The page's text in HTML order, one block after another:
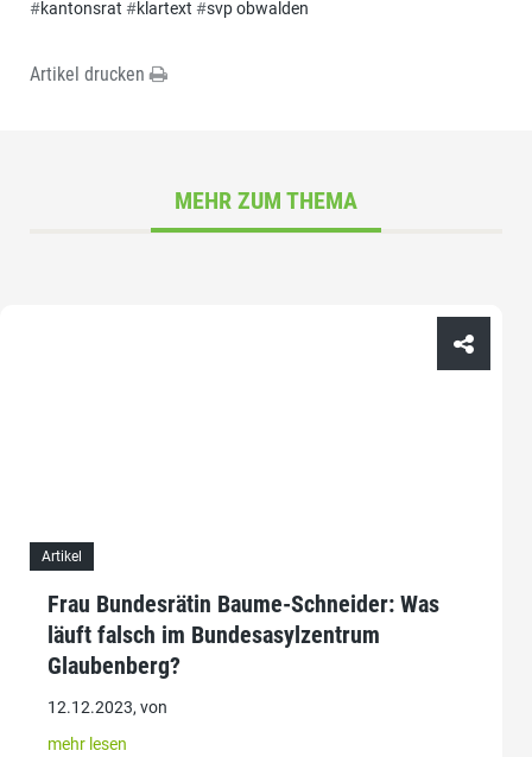
#kantonsrat #klartext #svp obwalden
Artikel drucken
MEHR ZUM THEMA
Artikel
Frau Bundesrätin Baume-Schneider: Was
läuft falsch im Bundesasylzentrum
Glaubenberg?
12.12.2023, von
mehr lesen